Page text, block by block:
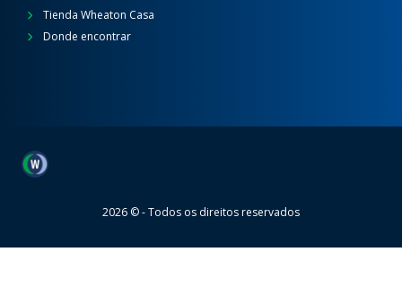
Tienda Wheaton Casa
Donde encontrar
Wheaton
2026 © - Todos os direitos reservados